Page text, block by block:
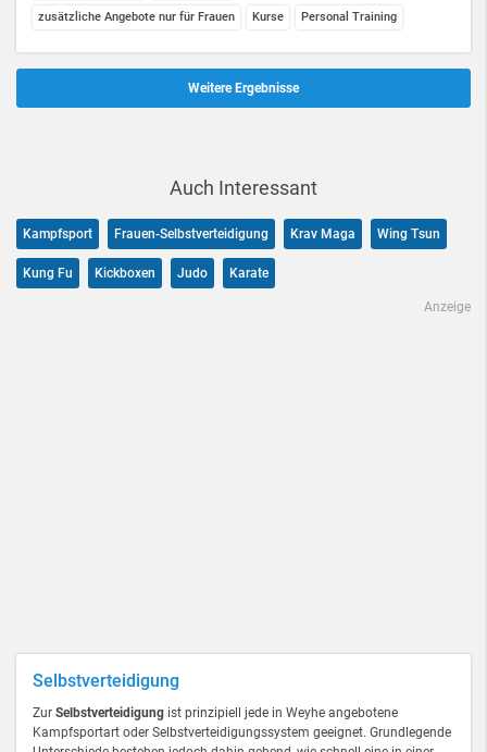
Selbstverteidigung
Zur Selbstverteidigung ist prinzipiell jede in Weyhe angebotene
Kampfsportart oder Selbstverteidigungssystem geeignet. Grundlegende
zusätzliche Angebote nur für Frauen Kurse Personal Training
Weitere Ergebnisse
Auch Interessant
Kampfsport Frauen-Selbstverteidigung Krav Maga Wing Tsun
Kung Fu Kickboxen Judo Karate
Anzeige